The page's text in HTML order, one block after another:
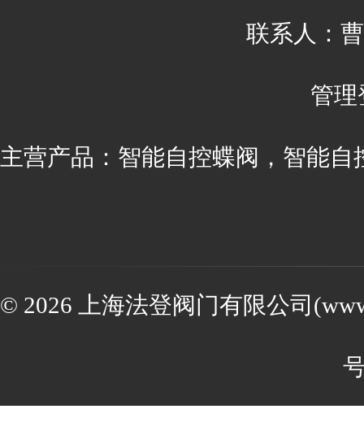
联系人：
管理
主营产品：智能自控蝶阀，智能
© 2026 上海法登阀门有限公司